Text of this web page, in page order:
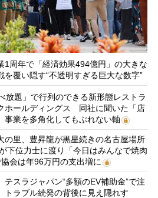
1周年で「経済効果494億円」の大きな
覆い隠す“不透明すぎる巨大な数字”
放題」で行列のできる新形態レストラ
ホールディングス 同社に聞いた「店
事業を多角化してもぶれない軸
の里、豊昇龍が黒星続きの名古屋場所
下位力士に渡り「今日はみんなで焼肉
会は年96万円の支出増に
テスラジャパン“多額のEV補助金”で注
ラブル続発の背後に見え隠れす